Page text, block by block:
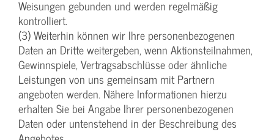
Weisungen gebunden und werden regelmäßig
kontrolliert.
(3) Weiterhin können wir Ihre personenbezogenen
Daten an Dritte weitergeben, wenn Aktionsteilnahmen,
Gewinnspiele, Vertragsabschlüsse oder ähnliche
Leistungen von uns gemeinsam mit Partnern
angeboten werden. Nähere Informationen hierzu
erhalten Sie bei Angabe Ihrer personenbezogenen
Daten oder untenstehend in der Beschreibung des